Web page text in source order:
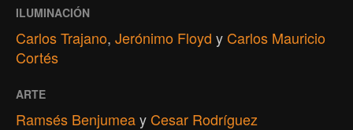
ILUMINACIÓN
Carlos Trajano, Jerónimo Floyd y Carlos Mauricio
Cortés
ARTE
Ramsés Benjumeay Cesar Rodríguez